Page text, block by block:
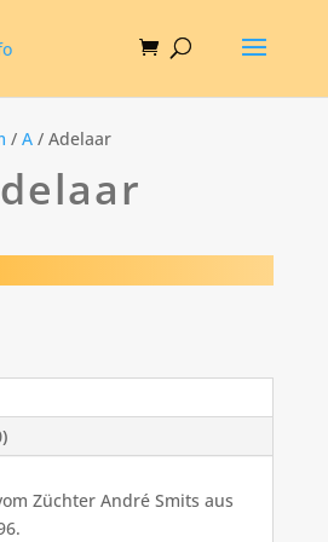
/ A/ Adelaar
Züchter André Smits aus